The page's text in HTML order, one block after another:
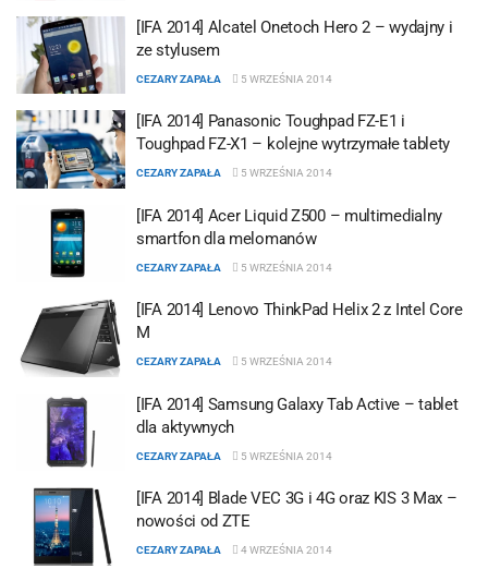
[IFA 2014] Alcatel Onetoch Hero 2 – wydajny i
ze stylusem
CEZARY ZAPAŁA 5 WRZEŚNIA 2014
[IFA 2014] Panasonic Toughpad FZ-E1 i
Toughpad FZ-X1 – kolejne wytrzymałe tablety
CEZARY ZAPAŁA 5 WRZEŚNIA 2014
[IFA 2014] Acer Liquid Z500 – multimedialny
smartfon dla melomanów
CEZARY ZAPAŁA 5 WRZEŚNIA 2014
[IFA 2014] Lenovo ThinkPad Helix 2 z Intel Core
M
CEZARY ZAPAŁA 5 WRZEŚNIA 2014
[IFA 2014] Samsung Galaxy Tab Active – tablet
dla aktywnych
CEZARY ZAPAŁA 5 WRZEŚNIA 2014
[IFA 2014] Blade VEC 3G i 4G oraz KIS 3 Max –
nowości od ZTE
CEZARY ZAPAŁA 4 WRZEŚNIA 2014